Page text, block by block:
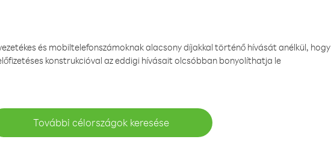
és mobiltelefonszámoknak alacsony díjakkal történő hívását anélkül, hogy
konstrukcióval az eddigi hívásait olcsóbban bonyolíthatja le
További célországok keresése